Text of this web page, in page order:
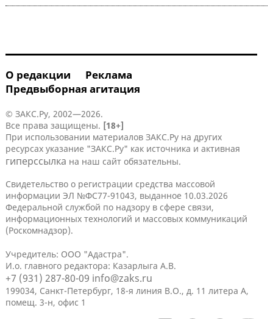
О редакции
Реклама
Предвыборная агитация
© ЗАКС.Ру, 2002—2026.
Все права защищены. [18+]
При использовании материалов ЗАКС.Ру на других
ресурсах указание "ЗАКС.Ру" как источника и активная
гиперссылка на наш сайт обязательны.
Свидетельство о регистрации средства массовой
информации ЭЛ №ФС77-91043, выданное 10.03.2026
Федеральной службой по надзору в сфере связи,
информационных технологий и массовых коммуникаций
(Роскомнадзор).
Учредитель: ООО "Адастра".
И.о. главного редактора: Казарлыга А.В.
+7 (931) 287-80-09 info@zaks.ru
199034, Санкт-Петербург, 18-я линия В.О., д. 11 литера А,
помещ. 3-н, офис 1